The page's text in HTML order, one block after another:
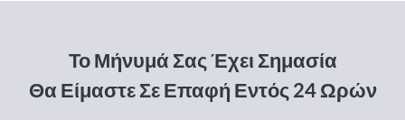
Το Μήνυμά Σας Έχει Σημασία
Θα Είμαστε Σε Επαφή Εντός 24 Ωρών